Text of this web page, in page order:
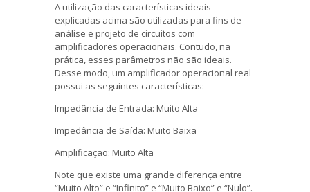
A utilização das características ideais
explicadas acima são utilizadas para fins de
análise e projeto de circuitos com
amplificadores operacionais. Contudo, na
prática, esses parâmetros não são ideais.
Desse modo, um amplificador operacional real
possui as seguintes características:
Impedância de Entrada: Muito Alta
Impedância de Saída: Muito Baixa
Amplificação: Muito Alta
Note que existe uma grande diferença entre
“Muito Alto” e “Infinito” e “Muito Baixo” e “Nulo”.